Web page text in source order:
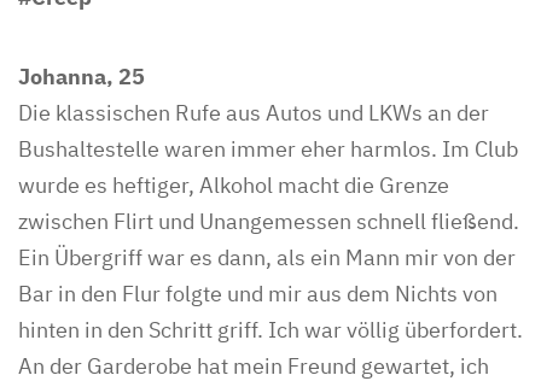
Johanna, 25
Die klassischen Rufe aus Autos und LKWs an der
Bushaltestelle waren immer eher harmlos. Im Club
wurde es heftiger, Alkohol macht die Grenze
zwischen Flirt und Unangemessen schnell fließend.
Ein Übergriff war es dann, als ein Mann mir von der
Bar in den Flur folgte und mir aus dem Nichts von
hinten in den Schritt griff. Ich war völlig überfordert.
An der Garderobe hat mein Freund gewartet, ich